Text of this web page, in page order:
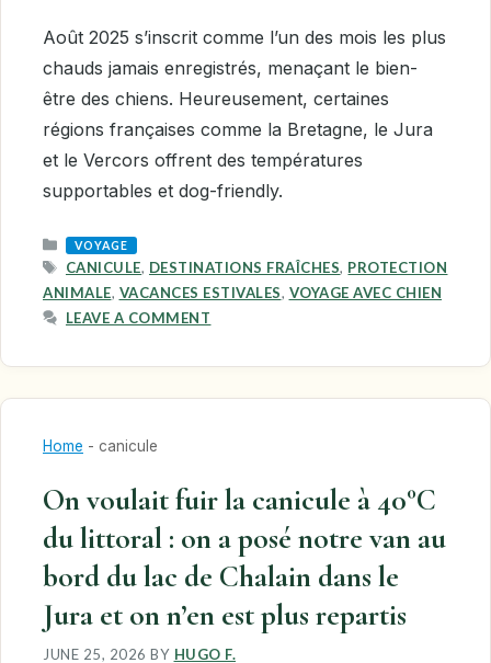
Août 2025 s’inscrit comme l’un des mois les plus
chauds jamais enregistrés, menaçant le bien-
être des chiens. Heureusement, certaines
régions françaises comme la Bretagne, le Jura
et le Vercors offrent des températures
supportables et dog-friendly.
CATEGORIES
VOYAGE
TAGS
CANICULE, DESTINATIONS FRAÎCHES, PROTECTION
ANIMALE, VACANCES ESTIVALES, VOYAGE AVEC CHIEN
LEAVE A COMMENT
Home - canicule
On voulait fuir la canicule à 40°C
du littoral : on a posé notre van au
bord du lac de Chalain dans le
Jura et on n’en est plus repartis
JUNE 25, 2026 BY HUGO F.